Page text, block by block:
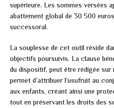
supérieure. Les sommes versées
abattement global de 30 500
successoral.
La souplesse de cet outil réside
objectifs poursuivis. La clause
du dispositif, peut être rédigée sur
permet d’attribuer l’usufruit au
aux enfants, créant ainsi une
tout en préservant les droits des